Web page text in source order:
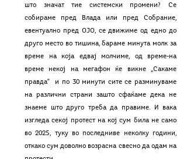
што значат тие системски промени? Се
собираме пред Влада или пред Собрание,
евентуално пред ОЈО, се движиме од едно до
друго место во тишина, бараме минута молк за
време на која едвај молчиме, од време-на
време некој на мегафон ќе викне „Сакаме
правда“  и по 30 минути сите се разминуваме
на различни страни зашто сфаќаме дека не
знаеме што друго треба да правиме. И вака
изгледа секој протест на кој сум била не само
во 2025, туку во последниве неколку години,
откако сум доволно возрасна свесно да одам на